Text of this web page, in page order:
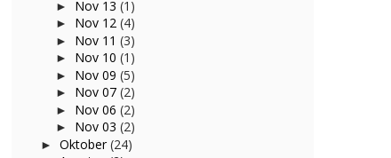
► Nov 13 (1)
► Nov 12 (4)
► Nov 11 (3)
► Nov 10 (1)
► Nov 09 (5)
► Nov 07 (2)
► Nov 06 (2)
► Nov 03 (2)
► Oktober(24)